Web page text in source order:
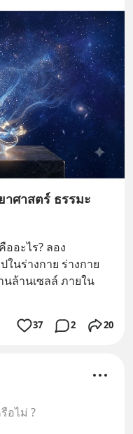
าศาสตร์ ธรรมะ
ออะไร? ลอง
ในร่างกาย ร่างกาย
นล้านเซลล์ ภายใน
37 2 20
อไม่ ?